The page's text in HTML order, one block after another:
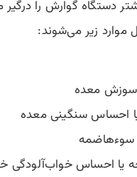
دستگاه گوارش را درگیر
زیر می‌شوند:
سوزش معده
احساس سنگینی معده
سوءهاضمه
یا احساس خواب‌آلودگی